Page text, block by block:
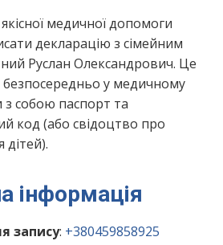
медичної допомоги
декларацію з сімейним
Руслан Олександрович. Це
у медичному
з собою паспорт та
код (або свідоцтво про
інформація
запису: +380459858925